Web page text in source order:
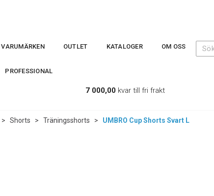
VARUMÄRKEN OUTLET KATALOGER OM OSS
PROFESSIONAL
7 000,00 kvar till fri frakt
> Shorts > Träningsshorts > UMBRO Cup Shorts Svart L